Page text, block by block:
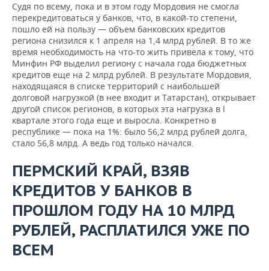
Судя по всему, пока и в этом году Мордовия не смогла
перекредитоваться у банков, что, в какой-то степени,
пошло ей на пользу — объем банковских кредитов
региона снизился к 1 апреля на 1,4 млрд рублей. В то же
время необходимость на что-то жить привела к тому, что
Минфин РФ выделил региону с начала года бюджетных
кредитов еще на 2 млрд рублей. В результате Мордовия,
находящаяся в списке территорий с наибольшей
долговой нагрузкой (в нее входит и Татарстан), открывает
другой список регионов, в которых эта нагрузка в l
квартале этого года еще и выросла. Конкретно в
республике — пока на 1%: было 56,2 млрд рублей долга,
стало 56,8 млрд. А ведь год только начался.
ПЕРМСКИЙ КРАЙ, ВЗЯВ
КРЕДИТОВ У БАНКОВ В
ПРОШЛОМ ГОДУ НА 10 МЛРД
РУБЛЕЙ, РАСПЛАТИЛСЯ УЖЕ ПО
ВСЕМ